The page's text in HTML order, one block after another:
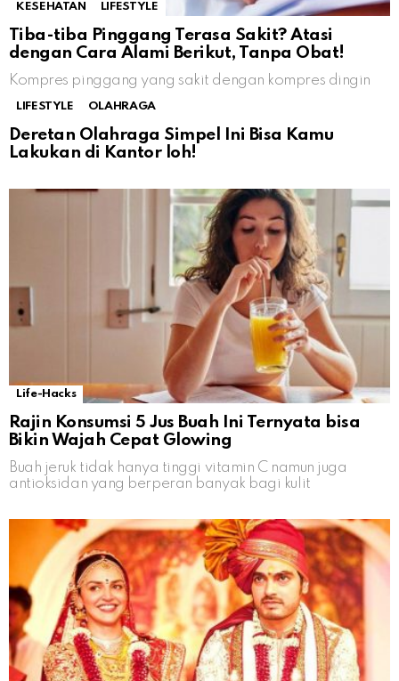
KESEHATAN LIFESTYLE
Tiba-tiba Pinggang Terasa Sakit? Atasi
dengan Cara Alami Berikut, Tanpa Obat!
Kompres pinggang yang sakit dengan kompres dingin
LIFESTYLE OLAHRAGA
Deretan Olahraga Simpel Ini Bisa Kamu
Lakukan di Kantor loh!
Life-Hacks
Rajin Konsumsi 5 Jus Buah Ini Ternyata bisa
Bikin Wajah Cepat Glowing
Buah jeruk tidak hanya tinggi vitamin C namun juga
antioksidan yang berperan banyak bagi kulit